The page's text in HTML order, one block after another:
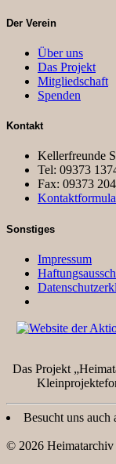
Der Verein
Über uns
Das Projekt
Mitgliedschaft
Spenden
Kontakt
Kellerfreunde
Tel: 09373
Fax: 09373
Sonstiges
Impressum
Das Projekt
Besucht uns auch
© 2026 Heimatarchiv